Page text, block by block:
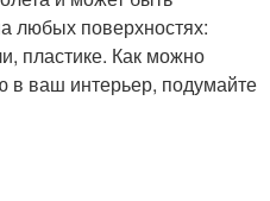
любых поверхностях:
пластике. Как можно
в ваш интерьер, подумайте